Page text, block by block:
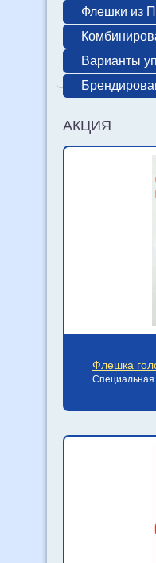
Флешки из
Варианты
АКЦИЯ
Флешка
Специальная